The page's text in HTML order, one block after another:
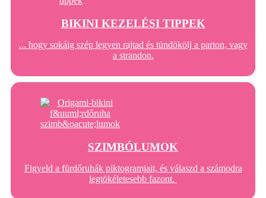
BIKINI KEZELÉSI TIPPEK
... hogy sokáig szép legyen rajtad és tündökölj a parton, vagy
a strandon.
SZIMBÓLUMOK
Figyeld a fürdőruhák piktogramjait, és válaszd a számodra
legtökéletesebb fazont.